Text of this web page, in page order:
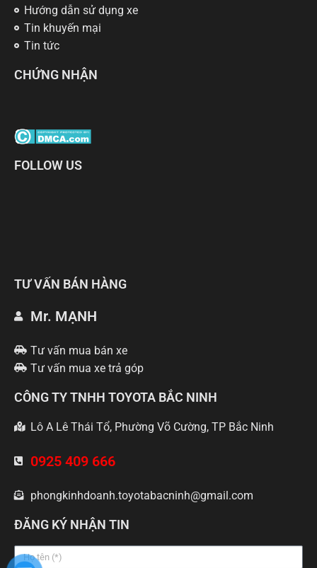
Hướng dẫn sử dụng xe
Tin khuyến mại
Tin tức
CHỨNG NHẬN
FOLLOW US
TƯ VẤN BÁN HÀNG
Mr. MẠNH
Tư vấn mua bán xe
Tư vấn mua xe trả góp
CÔNG TY TNHH TOYOTA BẮC NINH
Lô A Lê Thái Tổ, Phường Võ Cường, TP Bắc Ninh
0925 409 666
phongkinhdoanh.toyotabacninh@gmail.com
ĐĂNG KÝ NHẬN TIN